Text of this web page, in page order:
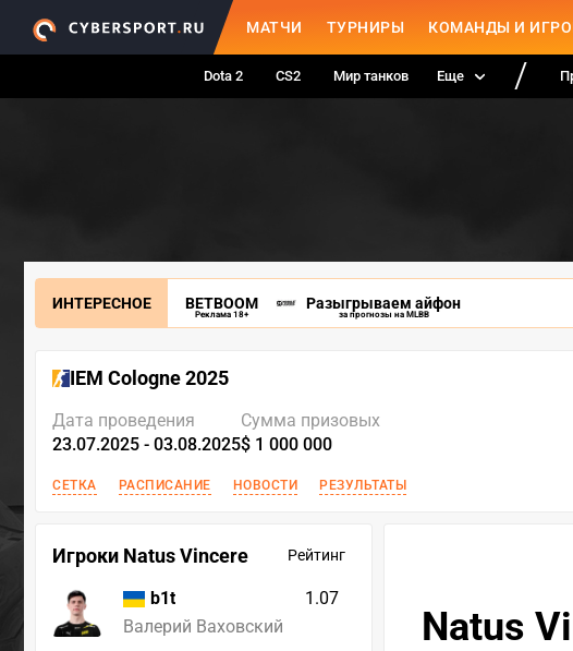
МАТЧИ ТУРНИРЫ КОМАНДЫ И
Dota 2 CS2 Мир танков Еще
ИНТЕРЕСНОЕ BETBOOM
Реклама 18+
Разыгрываем айфон
за прогнозы на MLBB
IEM Cologne 2025
Дата проведения
23.07.2025 - 03.08.2025
Сумма призовых
$ 1 000 000
СЕТКА РАСПИСАНИЕ НОВОСТИ РЕЗУЛЬТАТЫ
Игроки Natus Vincere Рейтинг
b1t
Валерий Ваховский
1.07
Natus